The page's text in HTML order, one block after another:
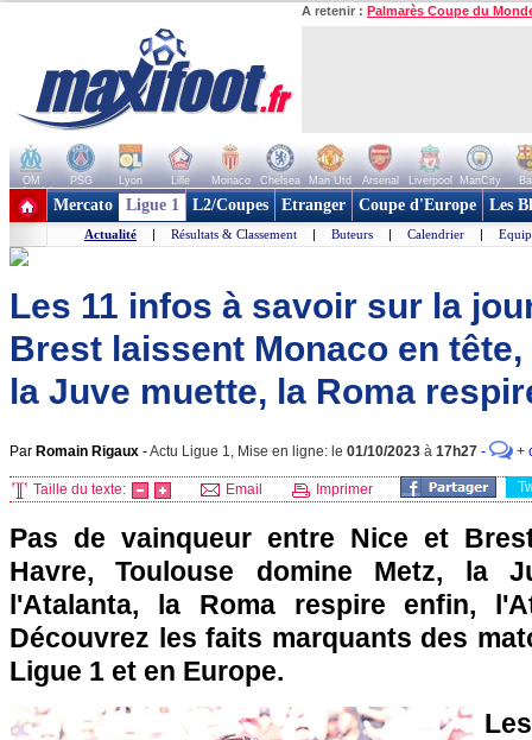
A retenir : Palmarès Coupe du
OM PSG Lyon Lille Monaco Chelsea Man Utd Arsenal Liverpool ManCity
+ de clubs
Mercato Ligue 1 L2/Coupes Etranger Coupe d'Europe Les
Actualité | Résultats & Classement | Buteurs | Calendrier |
Les 11 infos à savoir sur la
Brest laissent Monaco en
la Juve muette, la Roma
Par Romain Rigaux -Actu Ligue 1, Mise en ligne: le 01/10/2023 à 17h27 - +
Taille du texte: Email Imprimer
Pas de vainqueur entre Nice et
Havre, Toulouse domine Metz, la
l'Atalanta, la Roma respire enfin,
Découvrez les faits marquants des
Ligue 1 et en Europe.